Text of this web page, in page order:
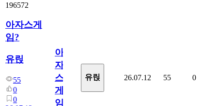
196572
아자스게
임?
유릱
55
0
0
아
자
스
게
임?
유릱 26.07.12 55 0